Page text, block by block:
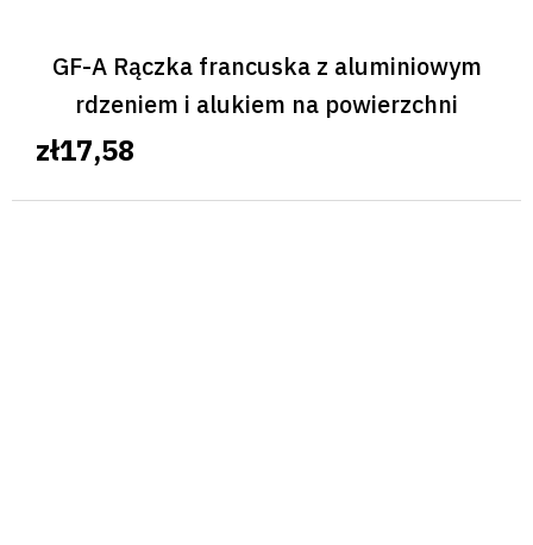
GF-A Rączka francuska z aluminiowym
rdzeniem i alukiem na powierzchni
zł17,58